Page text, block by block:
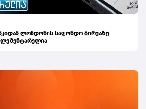
ლონდონის საფონდო ბირჟაზე